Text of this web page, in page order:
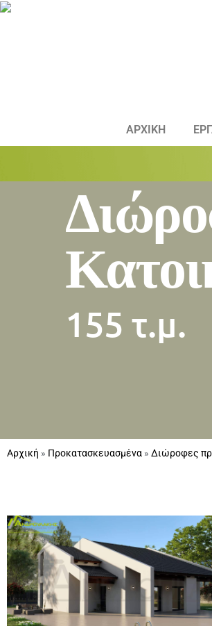
ΑΡΧΙΚΗ
155 τ.μ.
Αρχική » Προκατασκευασμένα » Διώροφες